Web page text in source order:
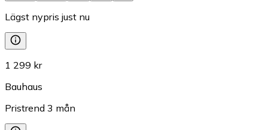
Lägst nypris just nu
1 299 kr
Bauhaus
Pristrend 3 mån